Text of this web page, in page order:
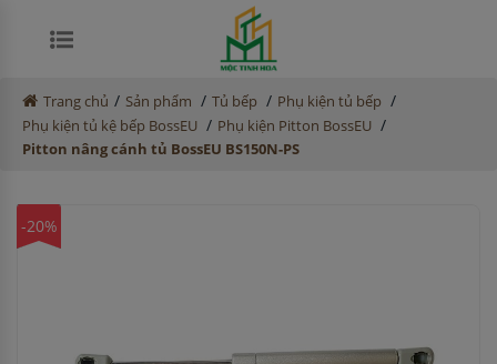
Trang chủ / Sản phẩm / Tủ bếp / Phụ kiện tủ bếp /
Phụ kiện tủ kệ bếp BossEU / Phụ kiện Pitton BossEU /
Pitton nâng cánh tủ BossEU BS150N-PS
-20%